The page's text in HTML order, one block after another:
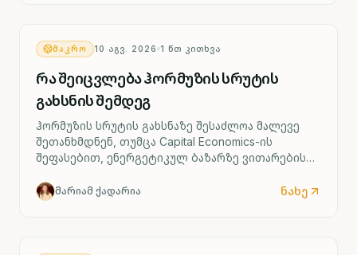
ᲛᲐᲙᲠᲝ 10 ᲐᲒᲕ. 2026 1 ᲬᲗ ᲙᲘᲗᲮᲕᲐ
რა შეიცვლება ჰორმუზის სრუტის
გახსნის შემდეგ
ჰორმუზის სრუტის გახსნაზე შესაძლოა მალევე
შეთანხმდნენ, თუმცა Capital Economics-ის
შეფასებით, ენერგეტიკულ ბაზარზე ვითარების
მარიამ ქადარია ნახე